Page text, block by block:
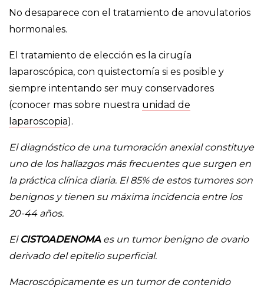
No desaparece con el tratamiento de anovulatorios
hormonales.
El tratamiento de elección es la cirugía
laparoscópica, con quistectomía si es posible y
siempre intentando ser muy conservadores
(conocer mas sobre nuestra unidad de
laparoscopia).
El diagnóstico de una tumoración anexial constituye
uno de los hallazgos más frecuentes que surgen en
la práctica clínica diaria. El 85% de estos tumores son
benignos y tienen su máxima incidencia entre los
20-44 años.
El CISTOADENOMAes un tumor benigno de ovario
derivado del epitelio superficial.
Macroscópicamente es un tumor de contenido